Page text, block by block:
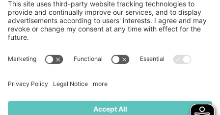
Impressum
Presse
Urheberrecht
Mitglied bei:
Die Jungen Unternehmer